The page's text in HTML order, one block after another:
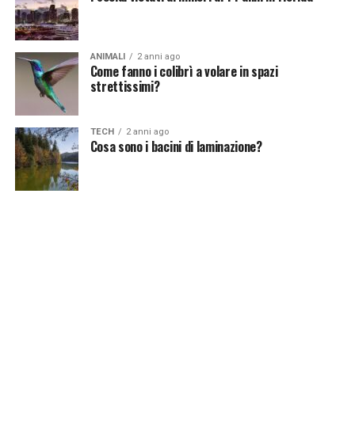
Continua a leggere su atuttonotizie.it
Vuoi essere sempre aggiornato e ricevere le principali
notizie del giorno?
ANIMALI 2 anni ago
Come fanno i colibrì a volare in spazi
strettissimi?
TECH 2 anni ago
Cosa sono i bacini di laminazione?